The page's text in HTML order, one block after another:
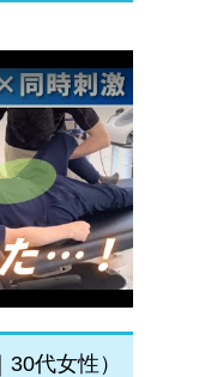
代女性）